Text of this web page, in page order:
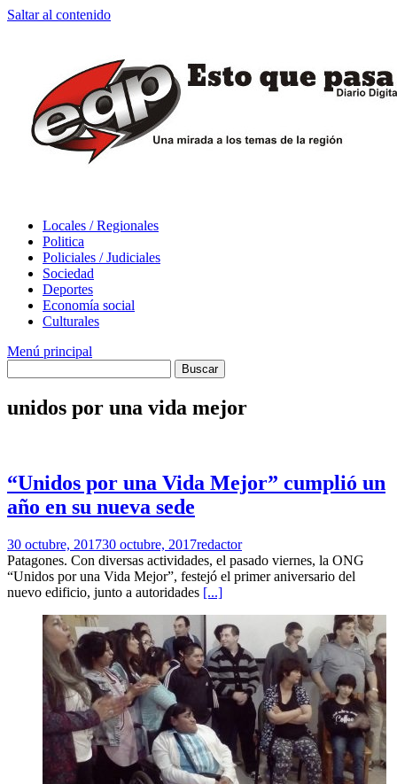
Saltar al contenido
Locales / Regionales
Politica
Policiales / Judiciales
Sociedad
Deportes
Economía social
Culturales
Menú principal
unidos por una vida mejor
“Unidos por una Vida Mejor” cumplió un
año en su nueva sede
30 octubre, 201730 octubre, 2017redactor
Patagones. Con diversas actividades, el pasado viernes, la ONG
“Unidos por una Vida Mejor”, festejó el primer aniversario del
nuevo edificio, junto a autoridades [...]